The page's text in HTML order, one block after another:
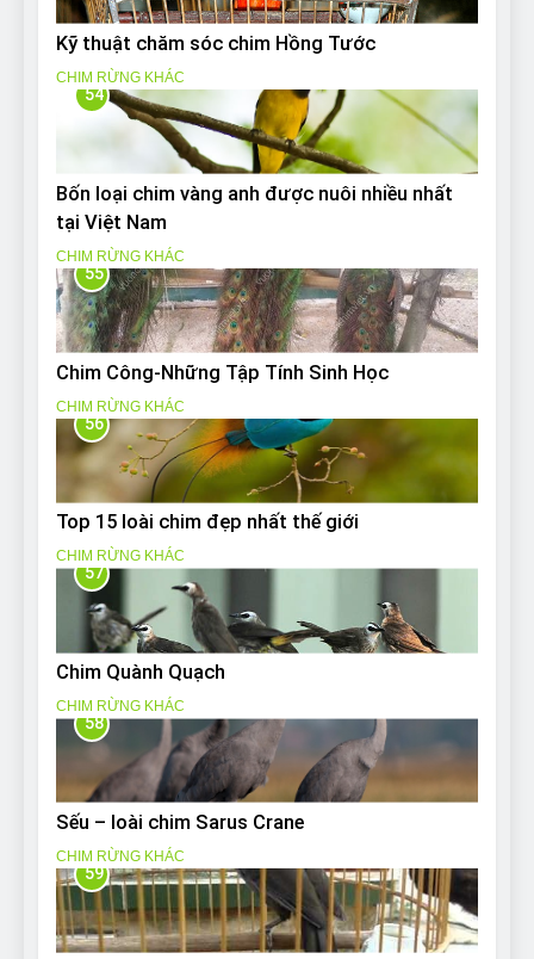
Kỹ thuật chăm sóc chim Hồng Tước
CHIM RỪNG KHÁC
54
Bốn loại chim vàng anh được nuôi nhiều nhất
tại Việt Nam
CHIM RỪNG KHÁC
55
Chim Công-Những Tập Tính Sinh Học
CHIM RỪNG KHÁC
56
Top 15 loài chim đẹp nhất thế giới
CHIM RỪNG KHÁC
57
Chim Quành Quạch
CHIM RỪNG KHÁC
58
Sếu – loài chim Sarus Crane
CHIM RỪNG KHÁC
59